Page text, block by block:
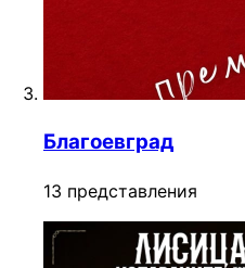
Благоевград
13 представления